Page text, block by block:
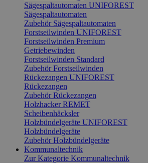
Sägespaltautomaten UNIFOREST
Sägespaltautomaten
Zubehör Sägespaltautomaten
Forstseilwinden UNIFOREST
Forstseilwinden Premium
Getriebewinden
Forstseilwinden Standard
Zubehör Forstseilwinden
Rückezangen UNIFOREST
Rückezangen
Zubehör Rückezangen
Holzhacker REMET
Scheibenhäcksler
Holzbündelgeräte UNIFOREST
Holzbündelgeräte
Zubehör Holzbündelgeräte
Kommunaltechnik
Zur Kategorie Kommunaltechnik